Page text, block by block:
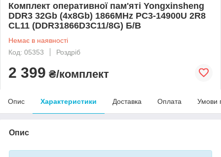
Комплект оперативної пам'яті Yongxinsheng
DDR3 32Gb (4x8Gb) 1866MHz PC3-14900U 2R8
CL11 (DDR31866D3C11/8G) Б/В
Немає в наявності
Код: 05353
Роздріб
2 399 ₴/комплект
Опис Характеристики Доставка Оплата Умови
Опис